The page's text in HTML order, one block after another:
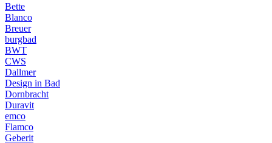
Bette
Blanco
Breuer
burgbad
BWT
CWS
Dallmer
Design in Bad
Dornbracht
Duravit
emco
Flamco
Geberit